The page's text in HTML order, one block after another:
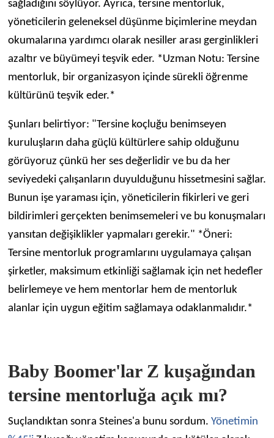
sağladığını söylüyor. Ayrıca, tersine mentorluk,
yöneticilerin geleneksel düşünme biçimlerine meydan
okumalarına yardımcı olarak nesiller arası gerginlikleri
azaltır ve büyümeyi teşvik eder. *Uzman Notu: Tersine
mentorluk, bir organizasyon içinde sürekli öğrenme
kültürünü teşvik eder.*
Şunları belirtiyor: "Tersine koçluğu benimseyen
kuruluşların daha güçlü kültürlere sahip olduğunu
görüyoruz çünkü her ses değerlidir ve bu da her
seviyedeki çalışanların duyulduğunu hissetmesini sağlar.
Bunun işe yaraması için, yöneticilerin fikirleri ve geri
bildirimleri gerçekten benimsemeleri ve bu konuşmaları
yansıtan değişiklikler yapmaları gerekir." *Öneri:
Tersine mentorluk programlarını uygulamaya çalışan
şirketler, maksimum etkinliği sağlamak için net hedefler
belirlemeye ve hem mentorlar hem de mentorluk
alanlar için uygun eğitim sağlamaya odaklanmalıdır.*
Baby Boomer'lar Z kuşağından
tersine mentorluğa açık mı?
Suçlandıktan sonra Steines'a bunu sordum. Yönetimin